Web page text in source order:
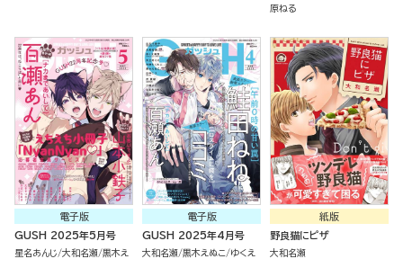
原ねる
電子版
GUSH 2025年5月号
星名あんじ 大和名瀬 黒木え
電子版
GUSH 2025年4月号
大和名瀬 黒木えぬこ
ゆくえ
紙版
野良猫にピザ
大和名瀬